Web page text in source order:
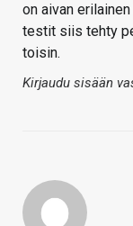
on aivan
testit siis tehty
toisin.
Kirjaudu sisään